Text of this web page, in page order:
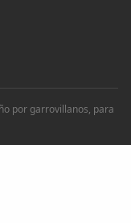
por garrovillanos, para